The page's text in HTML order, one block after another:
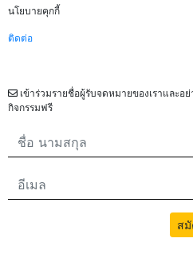
ของพวกเขา
นโยบายคุกกี้
ติดต่อ
เข้าร่วมรายชื่อผู้รับจดหมายของเราและอ
กิจกรรมฟรี
ส